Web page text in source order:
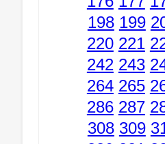
198 199
220 221
242 243
264 265
286 287
308 309